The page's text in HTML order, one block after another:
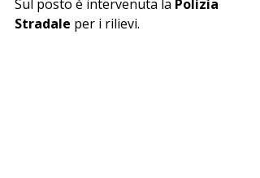
Sul posto è intervenuta la Polizia
Stradale per i rilievi.